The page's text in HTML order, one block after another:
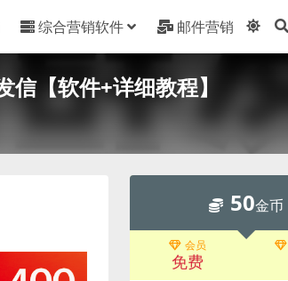
综合营销软件 邮件营销
信【软件+详细教程】
50金币
会员
免费